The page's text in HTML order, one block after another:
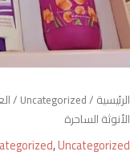
الرئيسية /
Uncategorized
/
الأنوثة الساحرة
,Uncategorized